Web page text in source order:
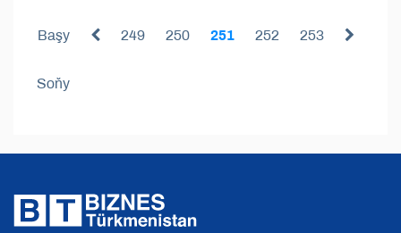
Başy 249 250 251 252 253
Soňy